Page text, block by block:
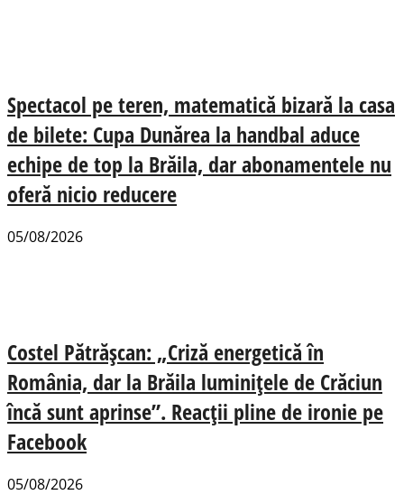
Spectacol pe teren, matematică bizară la casa
de bilete: Cupa Dunărea la handbal aduce
echipe de top la Brăila, dar abonamentele nu
oferă nicio reducere
05/08/2026
Costel Pătrășcan: „Criză energetică în
România, dar la Brăila luminițele de Crăciun
încă sunt aprinse”. Reacții pline de ironie pe
Facebook
05/08/2026